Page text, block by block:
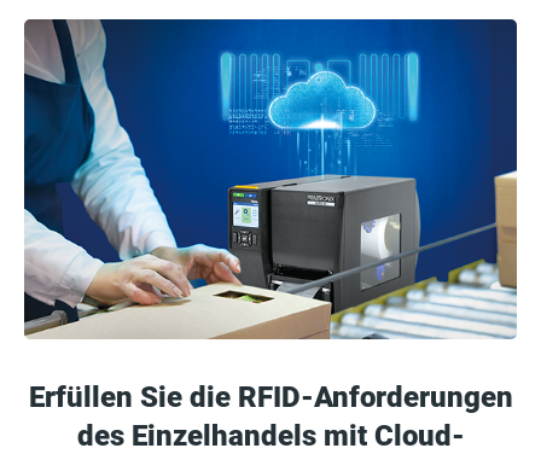
Erfüllen Sie die RFID-Anforderungen
des Einzelhandels mit Cloud-